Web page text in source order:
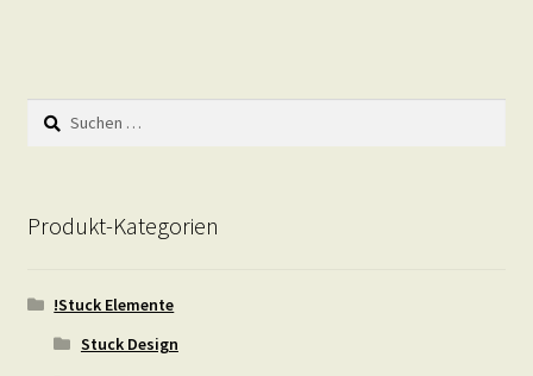
Suchen
nach:
Produkt-Kategorien
!Stuck Elemente
Stuck Design